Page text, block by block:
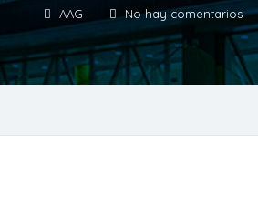
AAG No hay comentarios